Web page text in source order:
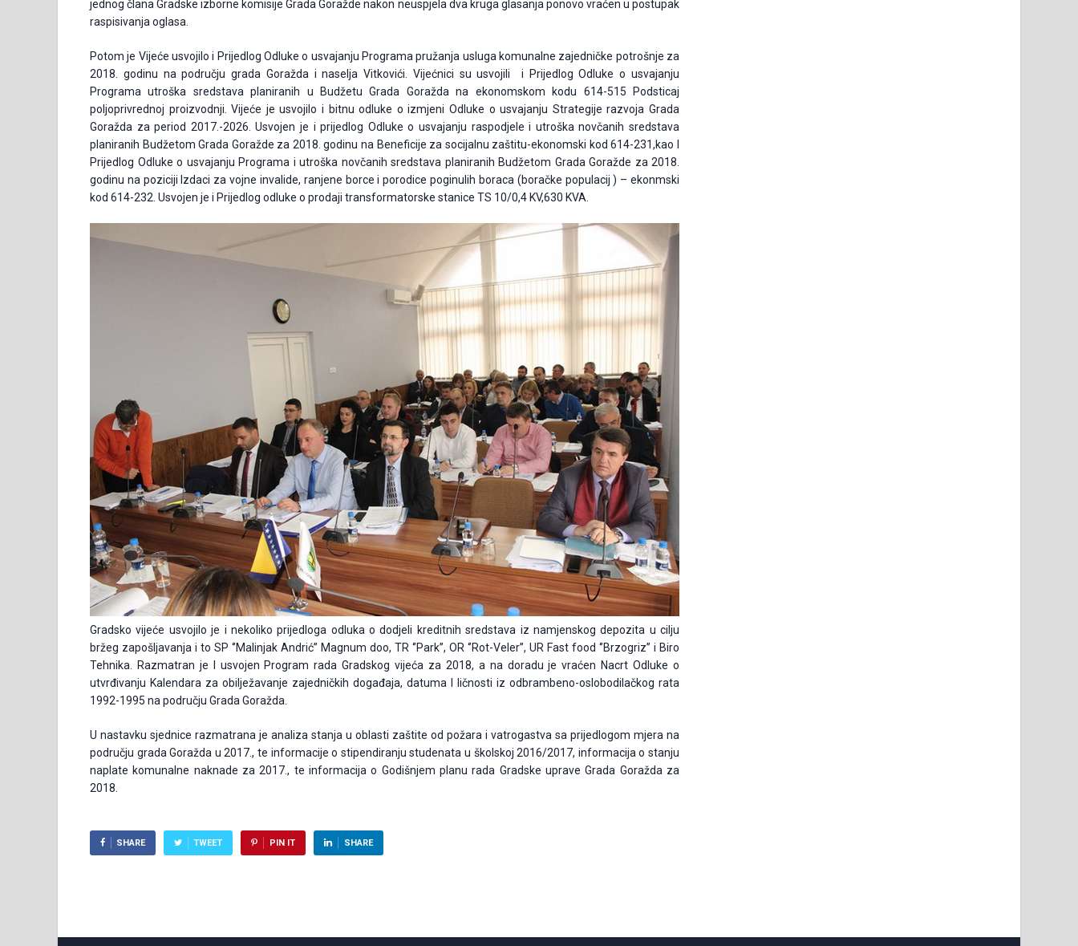
jednog člana Gradske izborne komisije Grada Goražde nakon neuspjela dva kruga glasanja ponovo vraćen u postupak
raspisivanja oglasa.
Potom je Vijeće usvojilo i Prijedlog Odluke o usvajanju Programa pružanja usluga komunalne zajedničke potrošnje za
2018. godinu na području grada Goražda i naselja Vitkovići. Vijećnici su usvojili i Prijedlog Odluke o usvajanju
Programa utroška sredstava planiranih u Budžetu Grada Goražda na ekonomskom kodu 614-515 Podsticaj
poljoprivrednoj proizvodnji. Vijeće je usvojilo i bitnu odluke o izmjeni Odluke o usvajanju Strategije razvoja Grada
Goražda za period 2017.-2026. Usvojen je i prijedlog Odluke o usvajanju raspodjele i utroška novčanih sredstava
planiranih Budžetom Grada Goražde za 2018. godinu na Beneficije za socijalnu zaštitu-ekonomski kod 614-231,kao I
Prijedlog Odluke o usvajanju Programa i utroška novčanih sredstava planiranih Budžetom Grada Goražde za 2018.
godinu na poziciji Izdaci za vojne invalide, ranjene borce i porodice poginulih boraca (boračke populacij ) – ekonmski
kod 614-232. Usvojen je i Prijedlog odluke o prodaji transformatorske stanice TS 10/0,4 KV,630 KVA.
Gradsko vijeće usvojilo je i nekoliko prijedloga odluka o dodjeli kreditnih sredstava iz namjenskog depozita u cilju
bržeg zapošljavanja i to SP ‘’Malinjak Andrić’’ Magnum doo, TR ‘’Park’’, OR ‘’Rot-Veler’’, UR Fast food ‘’Brzogriz’’ i Biro
Tehnika. Razmatran je I usvojen Program rada Gradskog vijeća za 2018, a na doradu je vraćen Nacrt Odluke o
utvrđivanju Kalendara za obilježavanje zajedničkih događaja, datuma I ličnosti iz odbrambeno-oslobodilačkog rata
1992-1995 na području Grada Goražda.
U nastavku sjednice razmatrana je analiza stanja u oblasti zaštite od požara i vatrogastva sa prijedlogom mjera na
području grada Goražda u 2017., te informacije o stipendiranju studenata u školskoj 2016/2017, informacija o stanju
naplate komunalne naknade za 2017., te informacija o Godišnjem planu rada Gradske uprave Grada Goražda za
2018.
SHARE TWEET PIN IT SHARE